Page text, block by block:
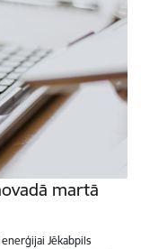
martā
Jēkabpils